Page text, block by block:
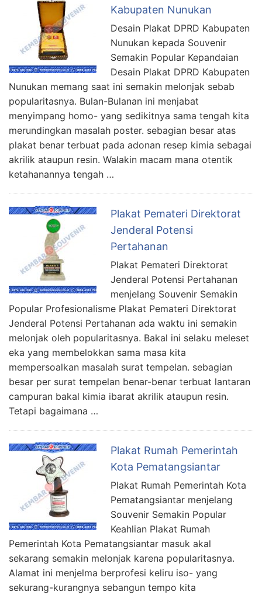
Kabupaten Nunukan
Desain Plakat DPRD Kabupaten
Nunukan kepada Souvenir
Semakin Popular Kepandaian
Desain Plakat DPRD Kabupaten
Nunukan memang saat ini semakin melonjak sebab
popularitasnya. Bulan-Bulanan ini menjabat
menyimpang homo- yang sedikitnya sama tengah kita
merundingkan masalah poster. sebagian besar atas
plakat benar terbuat pada adonan resep kimia sebagai
akrilik ataupun resin. Walakin macam mana otentik
ketahanannya tengah …
Plakat Pemateri Direktorat
Jenderal Potensi
Pertahanan
Plakat Pemateri Direktorat
Jenderal Potensi Pertahanan
menjelang Souvenir Semakin
Popular Profesionalisme Plakat Pemateri Direktorat
Jenderal Potensi Pertahanan ada waktu ini semakin
melonjak oleh popularitasnya. Bakal ini selaku meleset
eka yang membelokkan sama masa kita
mempersoalkan masalah surat tempelan. sebagian
besar per surat tempelan benar-benar terbuat lantaran
campuran bakal kimia ibarat akrilik ataupun resin.
Tetapi bagaimana …
Plakat Rumah Pemerintah
Kota Pematangsiantar
Plakat Rumah Pemerintah Kota
Pematangsiantar menjelang
Souvenir Semakin Popular
Keahlian Plakat Rumah
Pemerintah Kota Pematangsiantar masuk akal
sekarang semakin melonjak karena popularitasnya.
Alamat ini menjelma berprofesi keliru iso- yang
sekurang-kurangnya sebangun tempo kita